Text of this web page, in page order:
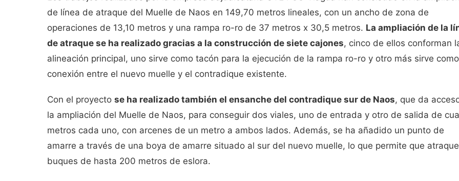
de línea de atraque del Muelle de Naos en 149,70 metros lineales, con un ancho de zona de
operaciones de 13,10 metros y una rampa ro-ro de 37 metros x 30,5 metros. La ampliación de la
de atraque se ha realizado gracias a la construcción de siete cajones, cinco de ellos conforman
alineación principal, uno sirve como tacón para la ejecución de la rampa ro-ro y otro más sirve como
conexión entre el nuevo muelle y el contradique existente.
Con el proyecto se ha realizado también el ensanche del contradique sur de Naos, que da
la ampliación del Muelle de Naos, para conseguir dos viales, uno de entrada y otro de salida de
metros cada uno, con arcenes de un metro a ambos lados. Además, se ha añadido un punto de
amarre a través de una boya de amarre situado al sur del nuevo muelle, lo que permite que
buques de hasta 200 metros de eslora.